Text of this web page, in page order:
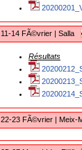
11-14 FÃ©vrier | Salla
Résultats
22-23 FÃ©vrier | Meix-